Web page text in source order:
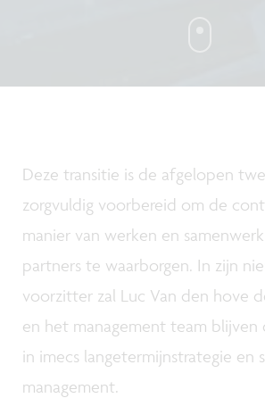
Deze transitie is de afgelopen
zorgvuldig voorbereid om de
manier van werken en
partners te waarborgen. In zijn
voorzitter zal Luc Van den hove
en het management team blijven
in imecs langetermijnstrategie en
management.